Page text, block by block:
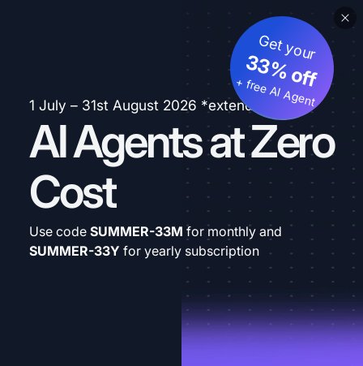
1 July – 31st August 2026 *extended
AI Agents at Zero
Cost
Get your
33% off
+ free AI Agent
Use code SUMMER-33M for monthly and
SUMMER-33Y for yearly subscription